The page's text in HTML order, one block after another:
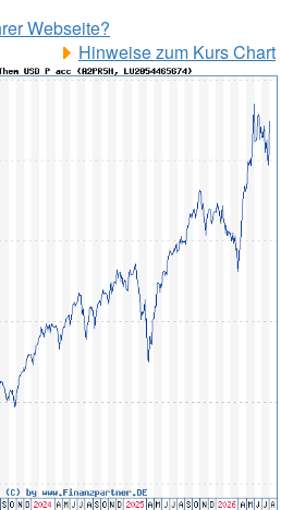
Webseite?
Hinweise zum Kurs Chart